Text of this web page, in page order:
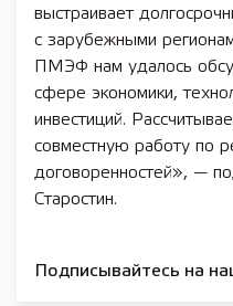
выстраивает
с зарубежными
ПМЭФ нам удалось
сфере экономики,
инвестиций.
совместную работу по
договоренностей», —
Старостин.
Подписывайтесь на